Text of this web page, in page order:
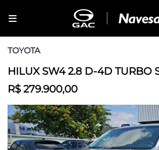
TOYOTA
HILUX SW4 2.8 D-4D TURBO
R$ 279.900,00